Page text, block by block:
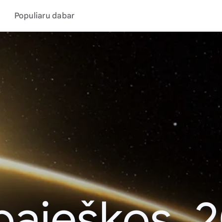
Populiaru dabar